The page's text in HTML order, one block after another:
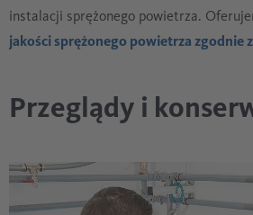
instalacji sprężonego powietrza.
jakości sprężonego powietrza zgodnie z
Przeglądy i